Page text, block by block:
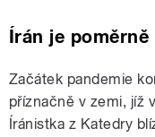
Írán je
Začátek pandemie
příznačně v zemi, jíž
Íránistka z Katedry